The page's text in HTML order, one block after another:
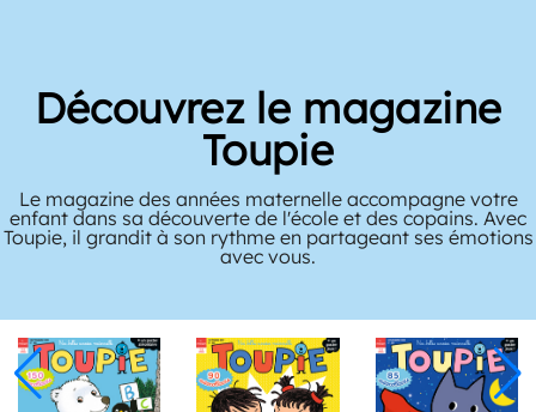
Découvrez le magazine
Toupie
Le magazine des années maternelle accompagne votre
enfant dans sa découverte de l'école et des copains. Avec
Toupie, il grandit à son rythme en partageant ses émotions
avec vous.